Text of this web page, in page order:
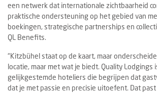
een netwerk dat internationale zichtbaarheid
praktische ondersteuning op het gebied van
boekingen, strategische partnerships en
QL Benefits.
“Kitzbühel staat op de kaart, maar
locatie, maar met wat je biedt. Quality Lodgings
gelijkgestemde hoteliers die begrijpen dat
dat je met passie en precisie uitoefent. Dat